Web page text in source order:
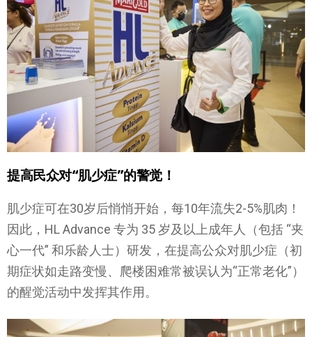
提高民众对“肌少症”的警觉！
肌少症可在30岁后悄悄开始，每10年流失2-5%肌肉！
因此，HL Advance 专为 35 岁及以上成年人（包括 “夹
心一代” 和乐龄人士）研发，在提高公众对肌少症（初
期症状如走路变慢、爬楼困难常被误认为“正常老化”）
的醒觉活动中发挥其作用。